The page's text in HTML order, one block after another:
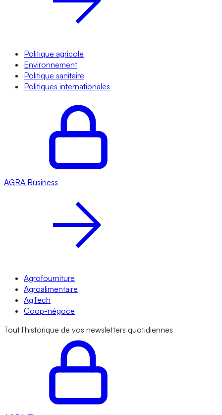
Politique agricole
Environnement
Politique sanitaire
Politiques internationales
AGRA Business
Agrofourniture
Agroalimentaire
AgTech
Coop-négoce
Tout l'historique de vos newsletters quotidiennes